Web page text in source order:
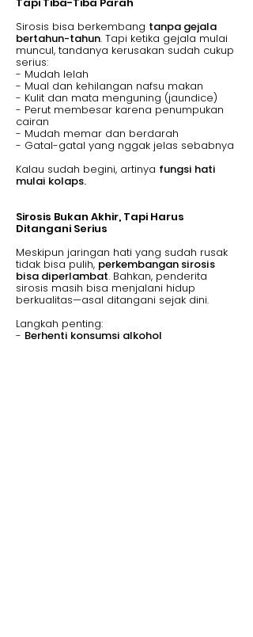
Sirosis bisa berkembang tanpa gejala
bertahun-tahun. Tapi ketika gejala mulai
muncul, tandanya kerusakan sudah cukup
serius:
- Mudah lelah
- Mual dan kehilangan nafsu makan
- Kulit dan mata menguning (jaundice)
- Perut membesar karena penumpukan
cairan
- Mudah memar dan berdarah
- Gatal-gatal yang nggak jelas sebabnya
Kalau sudah begini, artinya fungsi hati
mulai kolaps.
Sirosis Bukan Akhir, Tapi Harus
Ditangani Serius
Meskipun jaringan hati yang sudah rusak
tidak bisa pulih, perkembangan sirosis
bisa diperlambat. Bahkan, penderita
sirosis masih bisa menjalani hidup
berkualitas—asal ditangani sejak dini.
Langkah penting:
- Berhenti konsumsi alkohol